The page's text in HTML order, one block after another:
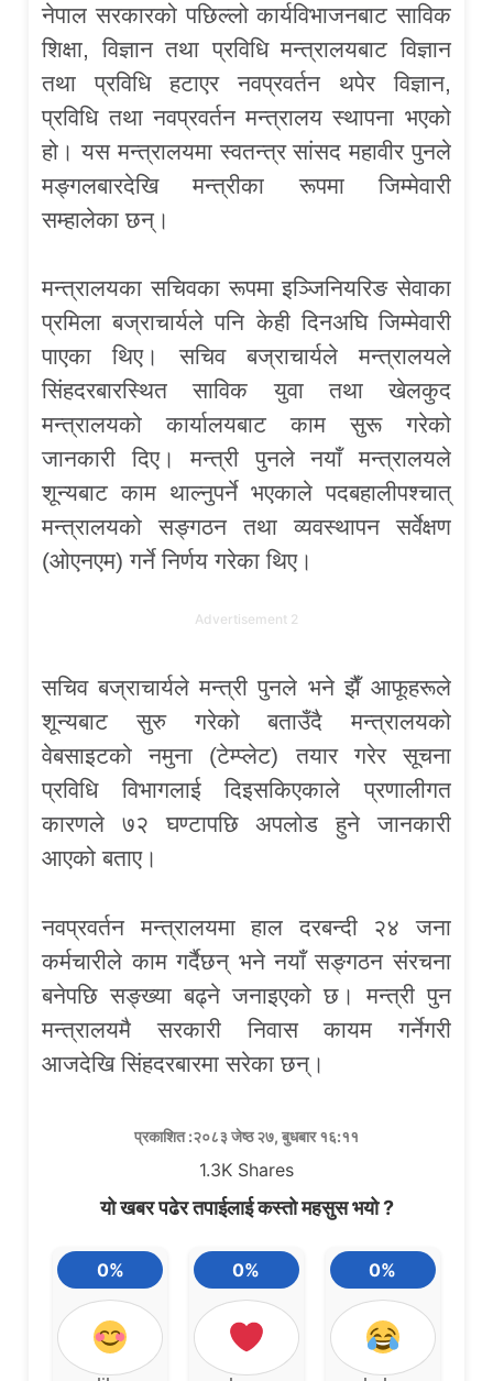
नेपाल सरकारको पछिल्लो कार्यविभाजनबाट साविक
शिक्षा, विज्ञान तथा प्रविधि मन्त्रालयबाट विज्ञान
तथा प्रविधि हटाएर नवप्रवर्तन थपेर विज्ञान,
प्रविधि तथा नवप्रवर्तन मन्त्रालय स्थापना भएको
हो। यस मन्त्रालयमा स्वतन्त्र सांसद महावीर पुनले
मङ्गलबारदेखि मन्त्रीका रूपमा जिम्मेवारी
सम्हालेका छन्।
मन्त्रालयका सचिवका रूपमा इञ्जिनियरिङ सेवाका
प्रमिला बज्राचार्यले पनि केही दिनअघि जिम्मेवारी
पाएका थिए। सचिव बज्राचार्यले मन्त्रालयले
सिंहदरबारस्थित साविक युवा तथा खेलकुद
मन्त्रालयको कार्यालयबाट काम सुरू गरेको
जानकारी दिए। मन्त्री पुनले नयाँ मन्त्रालयले
शून्यबाट काम थाल्नुपर्ने भएकाले पदबहालीपश्चात्
मन्त्रालयको सङ्गठन तथा व्यवस्थापन सर्वेक्षण
(ओएनएम) गर्ने निर्णय गरेका थिए।
Advertisement 2
सचिव बज्राचार्यले मन्त्री पुनले भने झैँ आफूहरूले
शून्यबाट सुरु गरेको बताउँदै मन्त्रालयको
वेबसाइटको नमुना (टेम्प्लेट) तयार गरेर सूचना
प्रविधि विभागलाई दिइसकिएकाले प्रणालीगत
कारणले ७२ घण्टापछि अपलोड हुने जानकारी
आएको बताए।
नवप्रवर्तन मन्त्रालयमा हाल दरबन्दी २४ जना
कर्मचारीले काम गर्दैछन् भने नयाँ सङ्गठन संरचना
बनेपछि सङ्ख्या बढ्ने जनाइएको छ। मन्त्री पुन
मन्त्रालयमै सरकारी निवास कायम गर्नेगरी
आजदेखि सिंहदरबारमा सरेका छन्।
प्रकाशित :२०८३ जेष्ठ २७, बुधबार १६:११
1.3K Shares
यो खबर पढेर तपाईलाई कस्तो महसुस भयो ?
0% 0% 0%